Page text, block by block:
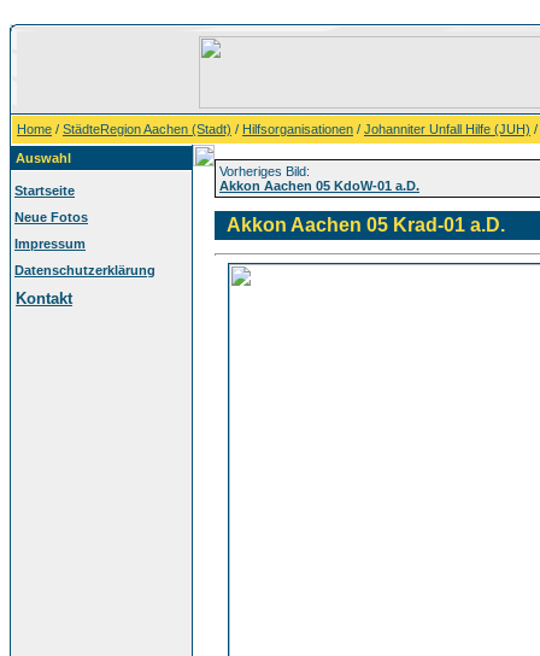
Home / StädteRegion Aachen (Stadt) / Hilfsorganisationen / Johanniter Unfall Hilfe (JUH) /
Auswahl
Startseite
Neue Fotos
Impressum
Datenschutzerklärung
Kontakt
Vorheriges Bild:
Akkon Aachen 05 KdoW-01 a.D.
Akkon Aachen 05 Krad-01 a.D.